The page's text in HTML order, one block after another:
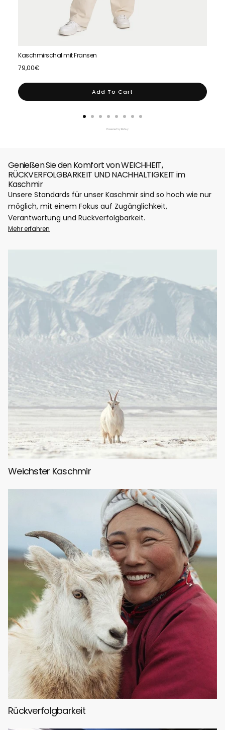
Kaschmirschal mit Fransen
Price
79,00€
Add To Cart
Powered by Rebuy
Genießen Sie den Komfort von WEICHHEIT,
RÜCKVERFOLGBARKEIT UND NACHHALTIGKEIT im
Kaschmir
Unsere Standards für unser Kaschmir sind so hoch wie nur
möglich, mit einem Fokus auf Zugänglichkeit,
Verantwortung und Rückverfolgbarkeit.
Mehr erfahren
Weichster Kaschmir
Rückverfolgbarkeit